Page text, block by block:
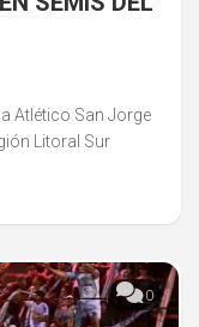
Atlético San Jorge
Litoral Sur
0